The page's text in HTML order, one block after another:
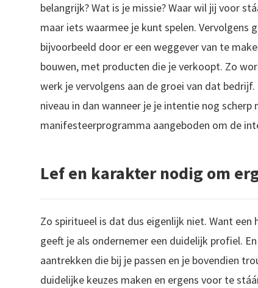
belangrijk? Wat is je missie? Waar wil jij voor
maar iets waarmee je kunt spelen.
bijvoorbeeld door er een weggever van te
bouwen, met producten die je verkoopt. Zo
werk je vervolgens aan de groei van dat
niveau in dan wanneer je je intentie nog
manifesteerprogramma aangeboden om de
Lef en karakter nodig om
Zo spiritueel is dat dus eigenlijk niet. Want
geeft je als ondernemer een duidelijk profiel.
aantrekken die bij je passen en je bovendien
duidelijke keuzes maken en ergens voor te